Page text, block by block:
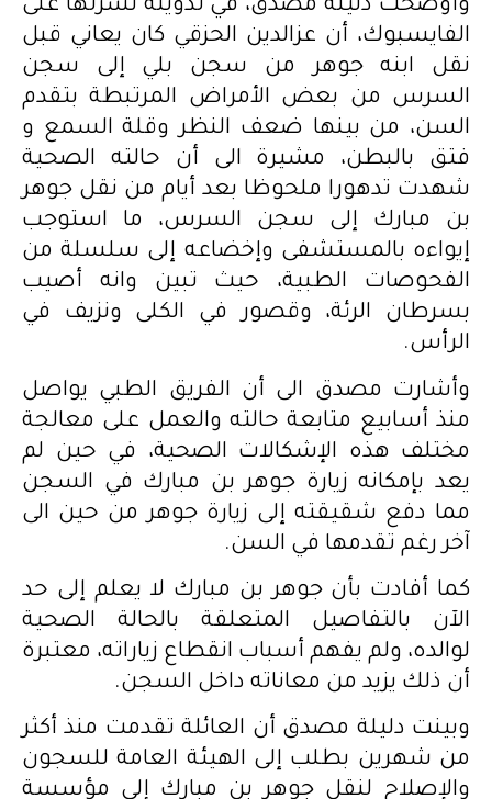
وأوضحت دليلة مصدق، في تدوينة نشرتها على
الفايسبوك، أن عزالدين الحزقي كان يعاني قبل
نقل ابنه جوهر من سجن بلي إلى سجن
السرس من بعض الأمراض المرتبطة بتقدم
السن، من بينها ضعف النظر وقلة السمع و
فتق بالبطن، مشيرة الى أن حالته الصحية
شهدت تدهورا ملحوظا بعد أيام من نقل جوهر
بن مبارك إلى سجن السرس، ما استوجب
إيواءه بالمستشفى وإخضاعه إلى سلسلة من
الفحوصات الطبية، حيث تبين وانه أصيب
بسرطان الرئة، وقصور في الكلى ونزيف في
الرأس.
وأشارت مصدق الى أن الفريق الطبي يواصل
منذ أسابيع متابعة حالته والعمل على معالجة
مختلف هذه الإشكالات الصحية، في حين لم
يعد بإمكانه زيارة جوهر بن مبارك في السجن
مما دفع شقيقته إلى زيارة جوهر من حين الى
آخر رغم تقدمها في السن.
كما أفادت بأن جوهر بن مبارك لا يعلم إلى حد
الآن بالتفاصيل المتعلقة بالحالة الصحية
لوالده، ولم يفهم أسباب انقطاع زياراته، معتبرة
أن ذلك يزيد من معاناته داخل السجن.
وبينت دليلة مصدق أن العائلة تقدمت منذ أكثر
من شهرين بطلب إلى الهيئة العامة للسجون
والإصلاح لنقل جوهر بن مبارك إلى مؤسسة